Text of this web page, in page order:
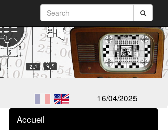
16/04/2025
Accueil